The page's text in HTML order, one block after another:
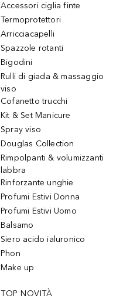
Accessori ciglia finte
Termoprotettori
Arricciacapelli
Spazzole rotanti
Bigodini
Rulli di giada & massaggio
viso
Cofanetto trucchi
Kit & Set Manicure
Spray viso
Douglas Collection
Rimpolpanti & volumizzanti
labbra
Rinforzante unghie
Profumi Estivi Donna
Profumi Estivi Uomo
Balsamo
Siero acido ialuronico
Phon
Make up
TOP NOVITÀ